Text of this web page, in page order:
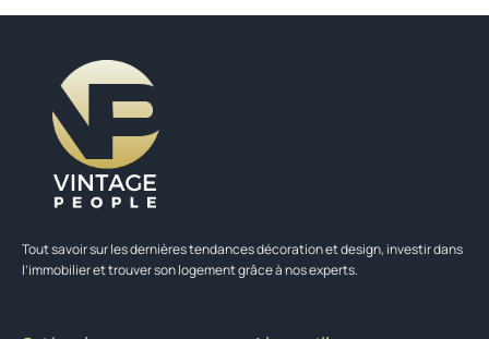
Tout savoir sur les dernières tendances décoration et design, investir dans
l’immobilier et trouver son logement grâce à nos experts.